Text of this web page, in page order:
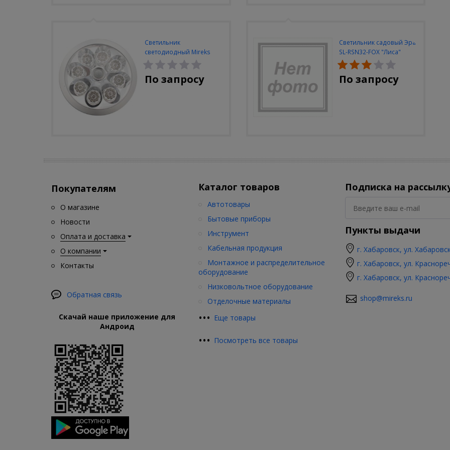
Светильник
светодиодный Mireks
С-310-80-S (5W/4000-
5000K/500lm/датчик
движения)
По запросу
Светильник садовый Эра
SL-RSN32-FOX "Лиса"
солн.бат, полистоун,
цветной, 32 см
По запросу
Покупателям
О магазине
Новости
Оплата и доставка
О компании
Контакты
Обратная связь
Скачай наше приложение для
Андроид
Каталог товаров
••• Еще товары
Автотовары
Бытовые приборы
Инструмент
Кабельная продукция
Монтажное и распределительное
оборудование
Низковольтное оборудование
Отделочные материалы
••• Посмотреть все товары
Подписка на
Пункты выдачи
г. Хабаровск, ул.
г. Хабаровск, ул.
г. Хабаровск, ул.
shop@mireks.ru